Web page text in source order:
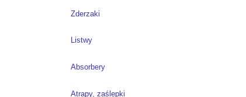
Zderzaki
Listwy
Absorbery
Atrapy, zaślepki